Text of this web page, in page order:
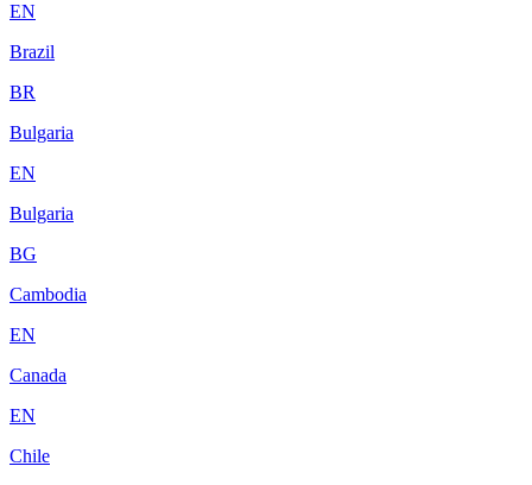
EN
Brazil
BR
Bulgaria
EN
Bulgaria
BG
Cambodia
EN
Canada
EN
Chile